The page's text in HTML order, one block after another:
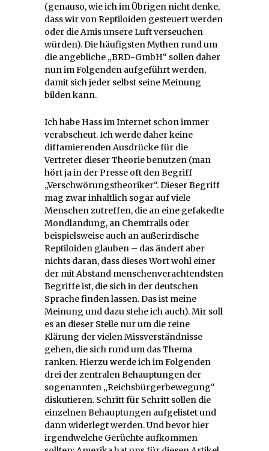
(genauso, wie ich im Übrigen nicht denke,
dass wir von Reptiloiden gesteuert werden
oder die Amis unsere Luft verseuchen
würden). Die häufigsten Mythen rund um
die angebliche „BRD-GmbH“ sollen daher
nun im Folgenden aufgeführt werden,
damit sich jeder selbst seine Meinung
bilden kann.
Ich habe Hass im Internet schon immer
verabscheut. Ich werde daher keine
diffamierenden Ausdrücke für die
Vertreter dieser Theorie benutzen (man
hört ja in der Presse oft den Begriff
„Verschwörungstheoriker“. Dieser Begriff
mag zwar inhaltlich sogar auf viele
Menschen zutreffen, die an eine gefakedte
Mondlandung, an Chemtrails oder
beispielsweise auch an außerirdische
Reptiloiden glauben – das ändert aber
nichts daran, dass dieses Wort wohl einer
der mit Abstand menschenverachtendsten
Begriffe ist, die sich in der deutschen
Sprache finden lassen. Das ist meine
Meinung und dazu stehe ich auch). Mir soll
es an dieser Stelle nur um die reine
Klärung der vielen Missverständnisse
gehen, die sich rund um das Thema
ranken. Hierzu werde ich im Folgenden
drei der zentralen Behauptungen der
sogenannten „Reichsbürgerbewegung“
diskutieren. Schritt für Schritt sollen die
einzelnen Behauptungen aufgelistet und
dann widerlegt werden. Und bevor hier
irgendwelche Gerüchte aufkommen